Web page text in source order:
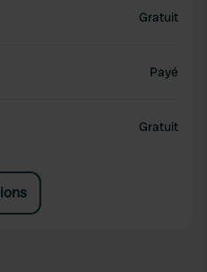
Gratuit
Payé
Gratuit